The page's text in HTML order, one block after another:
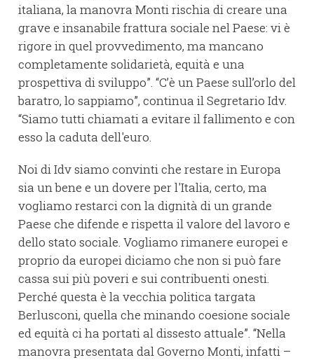
italiana, la manovra Monti rischia di creare una
grave e insanabile frattura sociale nel Paese: vi è
rigore in quel provvedimento, ma mancano
completamente solidarietà, equità e una
prospettiva di sviluppo”. “C’è un Paese sull’orlo del
baratro, lo sappiamo”, continua il Segretario Idv.
“Siamo tutti chiamati a evitare il fallimento e con
esso la caduta dell'euro.
Noi di Idv siamo convinti che restare in Europa
sia un bene e un dovere per l'Italia, certo, ma
vogliamo restarci con la dignità di un grande
Paese che difende e rispetta il valore del lavoro e
dello stato sociale. Vogliamo rimanere europei e
proprio da europei diciamo che non si può fare
cassa sui più poveri e sui contribuenti onesti.
Perché questa è la vecchia politica targata
Berlusconi, quella che minando coesione sociale
ed equità ci ha portati al dissesto attuale”. “Nella
manovra presentata dal Governo Monti, infatti –